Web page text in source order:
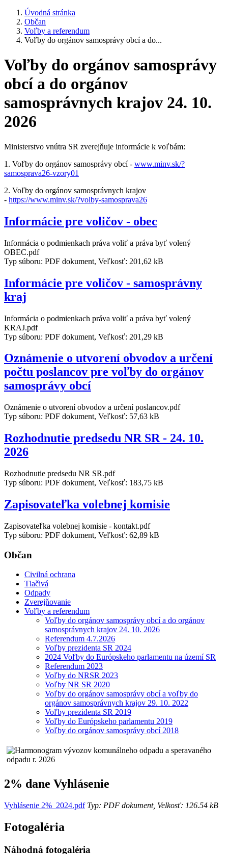
Úvodná stránka
Občan
Voľby a referendum
Voľby do orgánov samosprávy obcí a do...
Voľby do orgánov samosprávy
obcí a do orgánov
samosprávnych krajov 24. 10.
2026
Ministerstvo vnútra SR zverejňuje informácie k voľbám:
1. Voľby do orgánov samosprávy obcí - www.minv.sk/?
samosprava26-vzory01
2. Voľby do orgánov samosprávnych krajov
- https://www.minv.sk/?volby-samosprava26
Informácie pre voličov - obec
Informácia o podmienkach práva voliť a práva byť volený
OBEC.pdf
Typ súboru: PDF dokument, Veľkosť: 201,62 kB
Informácie pre voličov - samosprávny
kraj
Informácia o podmienkach práva voliť a práva byť volený
KRAJ.pdf
Typ súboru: PDF dokument, Veľkosť: 201,29 kB
Oznámenie o utvorení obvodov a určení
počtu poslancov pre voľby do orgánov
samosprávy obcí
Oznámenie o utvorení obvodov a určení poslancov.pdf
Typ súboru: PDF dokument, Veľkosť: 57,63 kB
Rozhodnutie predsedu NR SR - 24. 10.
2026
Rozhodnutie predsedu NR SR.pdf
Typ súboru: PDF dokument, Veľkosť: 183,75 kB
Zapisovateľka volebnej komisie
Zapisovateľka volebnej komisie - kontakt.pdf
Typ súboru: PDF dokument, Veľkosť: 62,89 kB
Občan
Civilná ochrana
Tlačivá
Odpady
Zverejňovanie
Voľby a referendum
Voľby do orgánov samosprávy obcí a do orgánov
samosprávnych krajov 24. 10. 2026
Referendum 4.7.2026
Voľby prezidenta SR 2024
2024 Voľby do Európskeho parlamentu na území SR
Referendum 2023
Voľby do NRSR 2023
Voľby NR SR 2020
Voľby do orgánov samosprávy obcí a voľby do
orgánov samosprávnych krajov 29. 10. 2022
Voľby prezidenta SR 2019
Voľby do Európskeho parlamentu 2019
Voľby do orgánov samosprávy obcí 2018
2% dane Vyhlásenie
Vyhlásenie 2%_2024.pdfTyp: PDF dokument, Velkosť: 126.54 kB
Fotogaléria
Náhodná fotogaléria